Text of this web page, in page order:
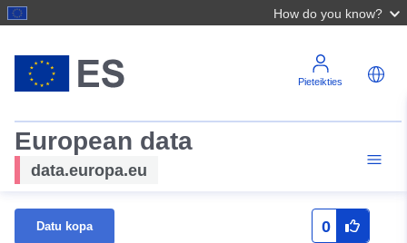
How do you know?
Pieteikties
European data
data.europa.eu
Datu kopa 0